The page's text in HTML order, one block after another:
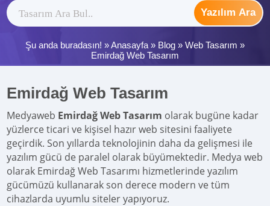
Yazılım Ara
Şu anda buradasın! »Anasayfa » Blog » Web Tasarım »
Emirdağ Web Tasarım
Emirdağ Web Tasarım
Medyaweb Emirdağ Web Tasarım olarak bugüne kadar
yüzlerce ticari ve kişisel hazır web sitesini faaliyete
geçirdik. Son yıllarda teknolojinin daha da gelişmesi ile
yazılım gücü de paralel olarak büyümektedir. Medya web
olarak Emirdağ Web Tasarımı hizmetlerinde yazılım
gücümüzü kullanarak son derece modern ve tüm
cihazlarda uyumlu siteler yapıyoruz.